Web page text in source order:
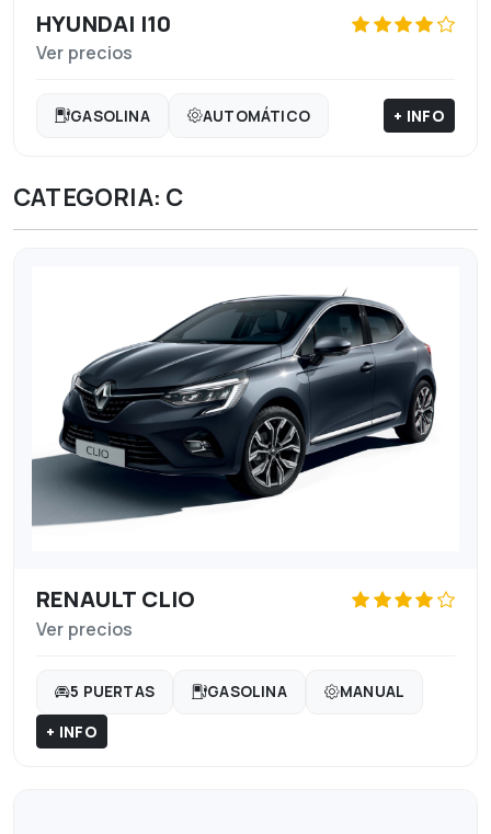
HYUNDAI I10
Ver precios
GASOLINA AUTOMÁTICO + INFO
CATEGORIA: C
RENAULT CLIO
Ver precios
5 PUERTAS GASOLINA MANUAL
+ INFO